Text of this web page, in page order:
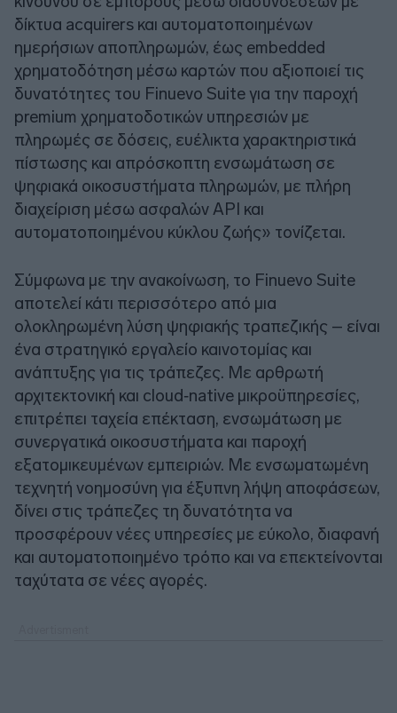
δίκτυα acquirers και αυτοματοποιημένων
ημερήσιων αποπληρωμών, έως embedded
χρηματοδότηση μέσω καρτών που αξιοποιεί τις
δυνατότητες του Finuevo Suite για την παροχή
premium χρηματοδοτικών υπηρεσιών με
πληρωμές σε δόσεις, ευέλικτα χαρακτηριστικά
πίστωσης και απρόσκοπτη ενσωμάτωση σε
ψηφιακά οικοσυστήματα πληρωμών, με πλήρη
διαχείριση μέσω ασφαλών API και
αυτοματοποιημένου κύκλου ζωής» τονίζεται.
Σύμφωνα με την ανακοίνωση, το Finuevo Suite
αποτελεί κάτι περισσότερο από μια
ολοκληρωμένη λύση ψηφιακής τραπεζικής – είναι
ένα στρατηγικό εργαλείο καινοτομίας και
ανάπτυξης για τις τράπεζες. Με αρθρωτή
αρχιτεκτονική και cloud‑native μικροϋπηρεσίες,
επιτρέπει ταχεία επέκταση, ενσωμάτωση με
συνεργατικά οικοσυστήματα και παροχή
εξατομικευμένων εμπειριών. Με ενσωματωμένη
τεχνητή νοημοσύνη για έξυπνη λήψη αποφάσεων,
δίνει στις τράπεζες τη δυνατότητα να
προσφέρουν νέες υπηρεσίες με εύκολο, διαφανή
και αυτοματοποιημένο τρόπο και να επεκτείνονται
ταχύτατα σε νέες αγορές.